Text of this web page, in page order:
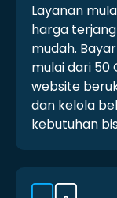
Layanan
harga
mudah.
mulai dari 50
website
dan kelola
kebutuhan